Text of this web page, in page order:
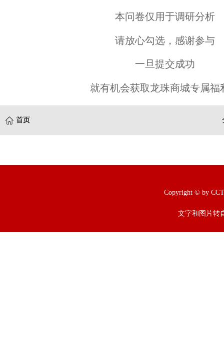
本问卷仅用于调研分析
请放心勾选，感谢参与
一旦提交成功
就有机会获取龙珠商城专属福
首页
Copyright © by
文字和图片转